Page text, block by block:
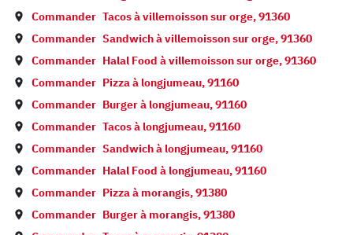
Commander Tacos àvillemoisson sur orge,91360
Commander Sandwich àvillemoisson sur orge,91360
Commander Halal Food àvillemoisson sur orge,91360
Commander Pizza à longjumeau,91160
Commander Burger à longjumeau,91160
Commander Tacos à longjumeau,91160
Commander Sandwich à longjumeau,91160
Commander Halal Food à longjumeau,91160
Commander Pizza à morangis,91380
Commander Burger à morangis,91380